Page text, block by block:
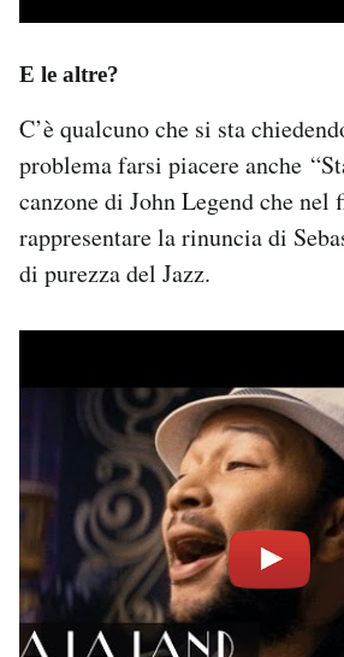
E le altre?
C’è qualcuno che si sta
problema farsi piacere anche
canzone di John Legend che nel
rappresentare la rinuncia di
di purezza del Jazz.